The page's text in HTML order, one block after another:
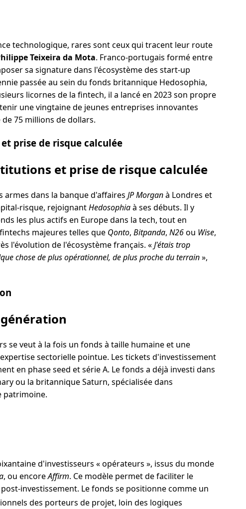
technologique, rares sont ceux qui tracent leur route
Teixeira da Mota. Franco-portugais formé entre
sa signature dans l'écosystème des start-up
passée au sein du fonds britannique Hedosophia,
licornes de la fintech, il a lancé en 2023 son propre
une vingtaine de jeunes entreprises innovantes
75 millions de dollars.
prise de risque calculée
et prise de risque calculée
armes dans la banque d'affaires JP Morganà Londres et
risque, rejoignantHedosophiaà ses débuts. Il y
les plus actifs en Europe dans la tech, tout en
majeures telles que Qonto, Bitpanda, N26ou Wise,
l'évolution de l'écosystème français. «J'étais trop
chose de plus opérationnel, de plus proche du terrain»,
se veut à la fois un fonds à taille humaine et une
sectorielle pointue. Les tickets d'investissement
en phase seed et série A. Le fonds a déjà investi dans
ou la britannique Saturn, spécialisée dans
patrimoine.
d'investisseurs « opérateurs », issus du monde
, ou encoreAffirm. Ce modèle permet de faciliter le
investissement. Le fonds se positionne comme un
des porteurs de projet, loin des logiques